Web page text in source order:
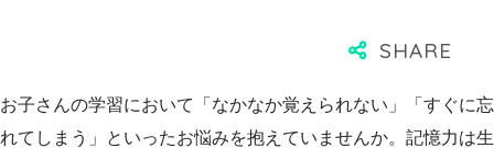
お子さんの学習において「なかなか覚えられない」「すぐに忘
れてしまう」といったお悩みを抱えていませんか。記憶力は生